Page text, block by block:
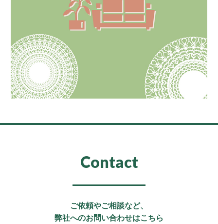
Contact
ご依頼やご相談など、
弊社へのお問い合わせはこちら